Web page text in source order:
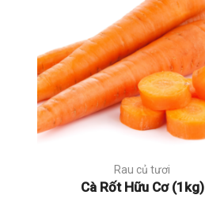
Rau củ tươi
Cà Rốt Hữu Cơ (1kg)